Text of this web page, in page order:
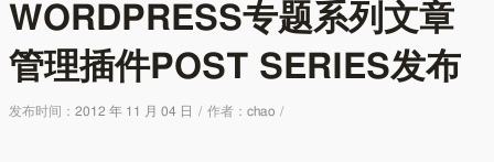
WORDPRESS专题系列文章
管理插件POST SERIES发布
发布时间：2012 年 11 月 04 日 / 作者：chao /